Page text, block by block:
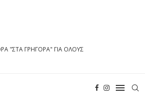
"ΣΤΑ ΓΡΗΓΟΡΑ" ΓΙΑ ΟΛΟΥΣ